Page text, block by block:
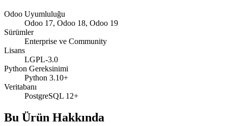
Odoo Uyumluluğu
Odoo 17, Odoo 18, Odoo 19
Sürümler
Enterprise ve Community
Lisans
LGPL-3.0
Python Gereksinimi
Python 3.10+
Veritabanı
PostgreSQL 12+
Bu Ürün Hakkında